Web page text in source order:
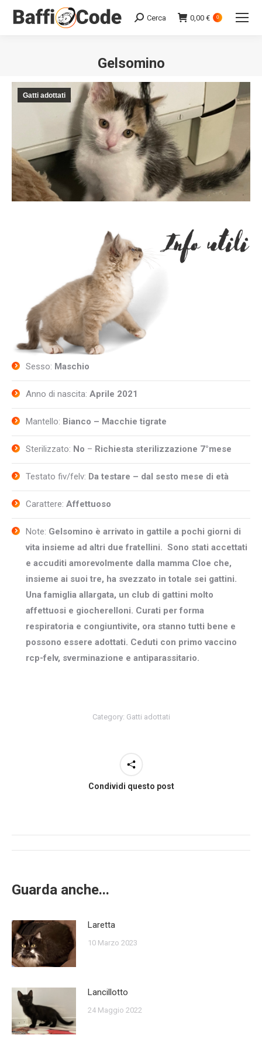
Search:
Cerca 0,00 € 0
Gelsomino
Gatti adottati
Sesso: Maschio
Anno di nascita: Aprile 2021
Mantello: Bianco – Macchie tigrate
Sterilizzato: No – Richiesta sterilizzazione 7°mese
Testato fiv/felv: Da testare – dal sesto mese di età
Carattere: Affettuoso
Note: Gelsomino è arrivato in gattile a pochi giorni di
vita insieme ad altri due fratellini. Sono stati accettati
e accuditi amorevolmente dalla mamma Cloe che,
insieme ai suoi tre, ha svezzato in totale sei gattini.
Una famiglia allargata, un club di gattini molto
affettuosi e giocherelloni. Curati per forma
respiratoria e congiuntivite, ora stanno tutti bene e
possono essere adottati. Ceduti con primo vaccino
rcp-felv, sverminazione e antiparassitario.
Category: Gatti adottati
Condividi questo post
Post
Guarda anche...
Laretta
10 Marzo 2023
Lancillotto
24 Maggio 2022